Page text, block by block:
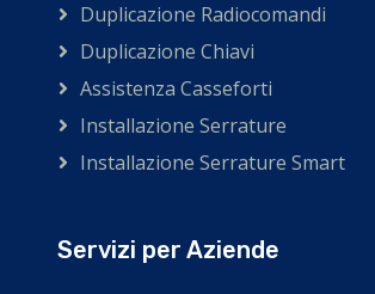
Duplicazione Radiocomandi
Duplicazione Chiavi
Assistenza Casseforti
Installazione Serrature
Installazione Serrature Smart
Servizi per Aziende